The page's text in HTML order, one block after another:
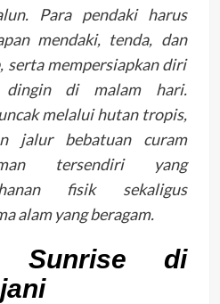
Para pendaki harus
mendaki, tenda, dan
serta mempersiapkan diri
di malam hari.
melalui hutan tropis,
jalur bebatuan curam
tersendiri yang
fisik sekaligus
alam yang beragam.
Sunrise di